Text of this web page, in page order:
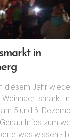
in
diesem Jahr
in
5.und 6.
Infos zum
etwas wissen -